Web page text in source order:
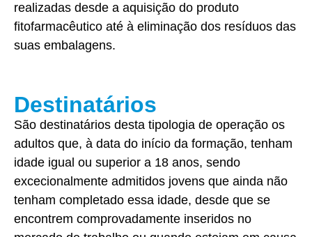
realizadas desde a aquisição do produto
fitofarmacêutico até à eliminação dos resíduos das
suas embalagens.
Destinatários
São destinatários desta tipologia de operação os
adultos que, à data do início da formação, tenham
idade igual ou superior a 18 anos, sendo
excecionalmente admitidos jovens que ainda não
tenham completado essa idade, desde que se
encontrem comprovadamente inseridos no